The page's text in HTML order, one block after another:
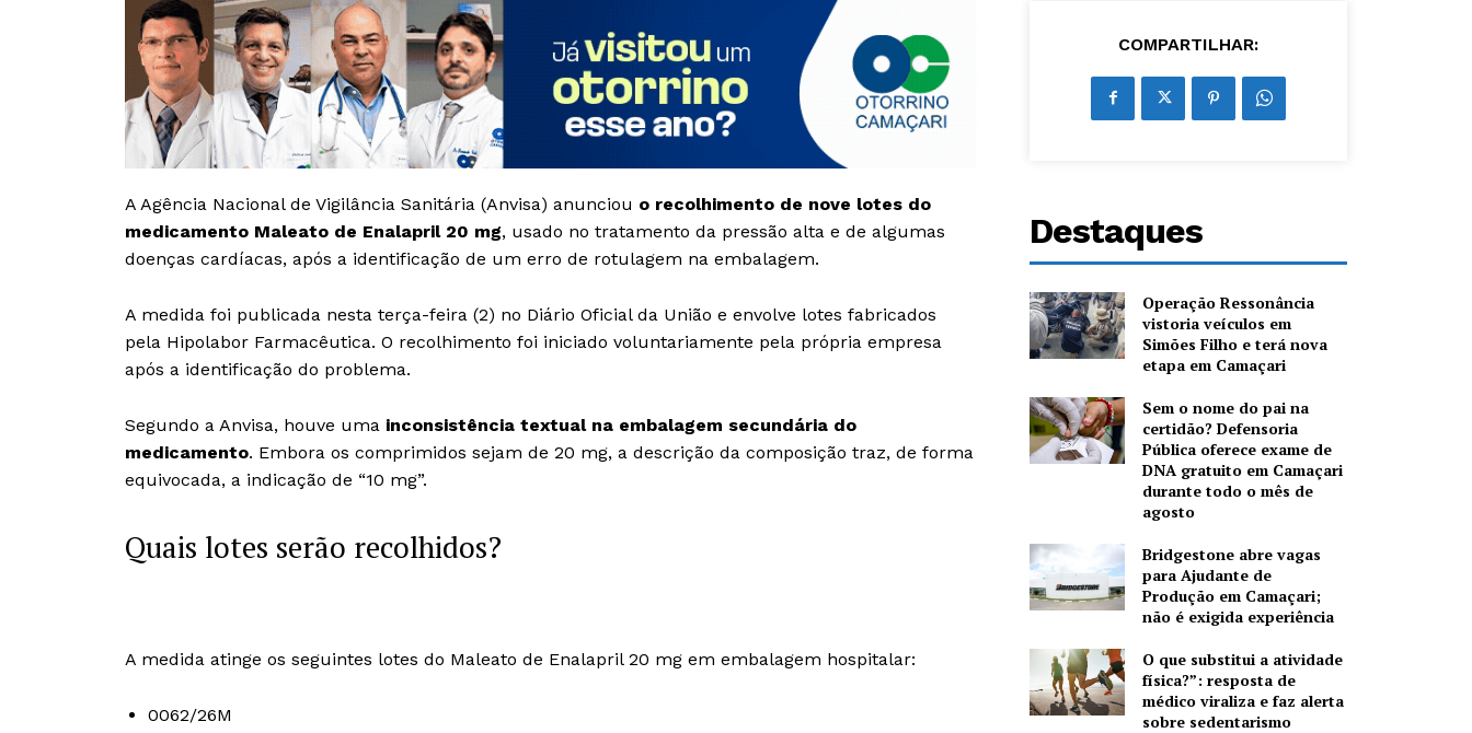
A Agência Nacional de Vigilância Sanitária (Anvisa) anunciou o recolhimento de nove lotes do
medicamento Maleato de Enalapril 20 mg, usado no tratamento da pressão alta e de algumas
doenças cardíacas, após a identificação de um erro de rotulagem na embalagem.
A medida foi publicada nesta terça-feira (2) no Diário Oficial da União e envolve lotes fabricados
pela Hipolabor Farmacêutica. O recolhimento foi iniciado voluntariamente pela própria empresa
após a identificação do problema.
Segundo a Anvisa, houve uma inconsistência textual na embalagem secundária do
medicamento. Embora os comprimidos sejam de 20 mg, a descrição da composição traz, de forma
equivocada, a indicação de “10 mg”.
Quais lotes serão recolhidos?
A medida atinge os seguintes lotes do Maleato de Enalapril 20 mg em embalagem hospitalar:
0062/26M
COMPARTILHAR:
Destaques
Operação Ressonância
vistoria veículos em
Simões Filho e terá nova
etapa em Camaçari
Sem o nome do pai na
certidão? Defensoria
Pública oferece exame de
DNA gratuito em Camaçari
durante todo o mês de
agosto
Bridgestone abre vagas
para Ajudante de
Produção em Camaçari;
não é exigida experiência
O que substitui a atividade
física?”: resposta de
médico viraliza e faz alerta
sobre sedentarismo